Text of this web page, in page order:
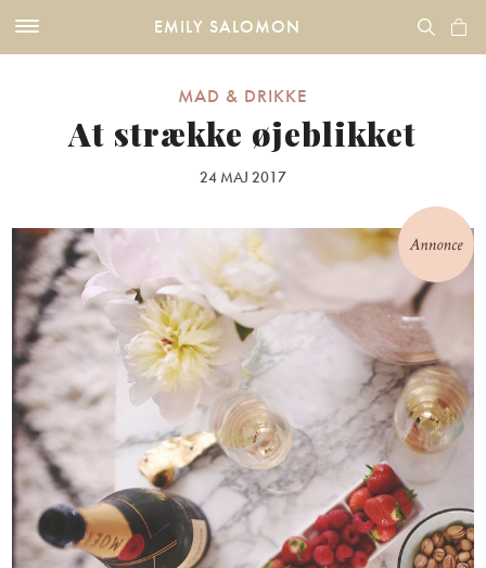
EMILY SALOMON
MAD & DRIKKE
At strække øjeblikket
24 MAJ 2017